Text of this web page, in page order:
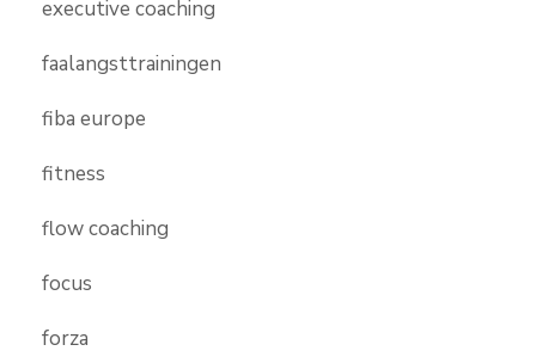
executive coaching
faalangsttrainingen
fiba europe
fitness
flow coaching
focus
forza